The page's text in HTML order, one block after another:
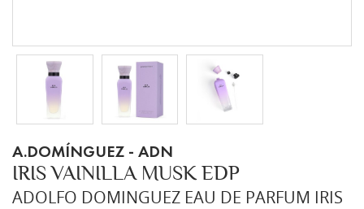
A.DOMÍNGUEZ - ADN
IRIS VAINILLA MUSK EDP
ADOLFO DOMINGUEZ EAU DE PARFUM IRIS